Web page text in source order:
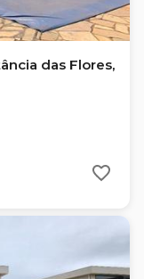
das Flores,